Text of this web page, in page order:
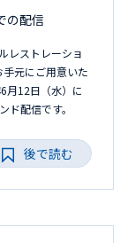
の配信
レストレーショ
元にご用意いた
月12日（水）に
ド配信です。
後で読む